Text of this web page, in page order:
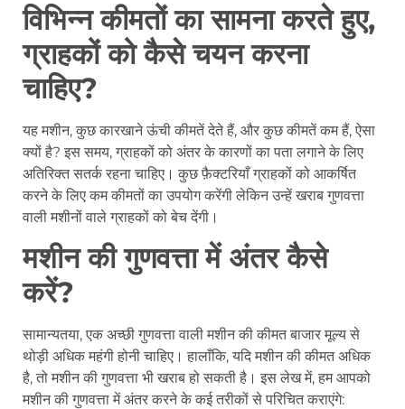
विभिन्न कीमतों का सामना करते हुए,
ग्राहकों को कैसे चयन करना
चाहिए?
यह मशीन, कुछ कारखाने ऊंची कीमतें देते हैं, और कुछ कीमतें कम हैं, ऐसा
क्यों है? इस समय, ग्राहकों को अंतर के कारणों का पता लगाने के लिए
अतिरिक्त सतर्क रहना चाहिए। कुछ फ़ैक्टरियाँ ग्राहकों को आकर्षित
करने के लिए कम कीमतों का उपयोग करेंगी लेकिन उन्हें खराब गुणवत्ता
वाली मशीनों वाले ग्राहकों को बेच देंगी।
मशीन की गुणवत्ता में अंतर कैसे
करें?
सामान्यतया, एक अच्छी गुणवत्ता वाली मशीन की कीमत बाजार मूल्य से
थोड़ी अधिक महंगी होनी चाहिए। हालाँकि, यदि मशीन की कीमत अधिक
है, तो मशीन की गुणवत्ता भी खराब हो सकती है। इस लेख में, हम आपको
मशीन की गुणवत्ता में अंतर करने के कई तरीकों से परिचित कराएंगे: